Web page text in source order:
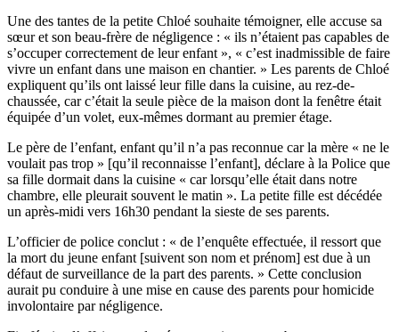
Une des tantes de la petite Chloé souhaite témoigner, elle accuse sa
sœur et son beau-frère de négligence : « ils n’étaient pas capables de
s’occuper correctement de leur enfant », « c’est inadmissible de faire
vivre un enfant dans une maison en chantier. » Les parents de Chloé
expliquent qu’ils ont laissé leur fille dans la cuisine, au rez-de-
chaussée, car c’était la seule pièce de la maison dont la fenêtre était
équipée d’un volet, eux-mêmes dormant au premier étage.
Le père de l’enfant, enfant qu’il n’a pas reconnue car la mère « ne le
voulait pas trop » [qu’il reconnaisse l’enfant], déclare à la Police que
sa fille dormait dans la cuisine « car lorsqu’elle était dans notre
chambre, elle pleurait souvent le matin ». La petite fille est décédée
un après-midi vers 16h30 pendant la sieste de ses parents.
L’officier de police conclut : « de l’enquête effectuée, il ressort que
la mort du jeune enfant [suivent son nom et prénom] est due à un
défaut de surveillance de la part des parents. » Cette conclusion
aurait pu conduire à une mise en cause des parents pour homicide
involontaire par négligence.